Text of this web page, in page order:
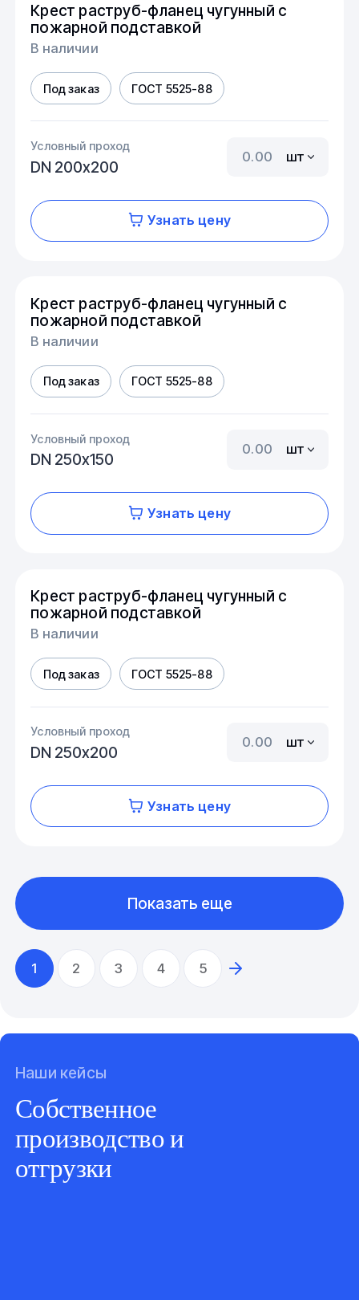
Крест раструб-фланец чугунный с
пожарной подставкой
В наличии
Под заказ ГОСТ 5525-88
Условный проход
DN 200х200
шт
Узнать цену
Крест раструб-фланец чугунный с
пожарной подставкой
В наличии
Под заказ ГОСТ 5525-88
Условный проход
DN 250х150
шт
Узнать цену
Крест раструб-фланец чугунный с
пожарной подставкой
В наличии
Под заказ ГОСТ 5525-88
Условный проход
DN 250х200
шт
Узнать цену
1 2 3 4 5
Показать еще
Наши кейсы
Собственное
производство и
отгрузки